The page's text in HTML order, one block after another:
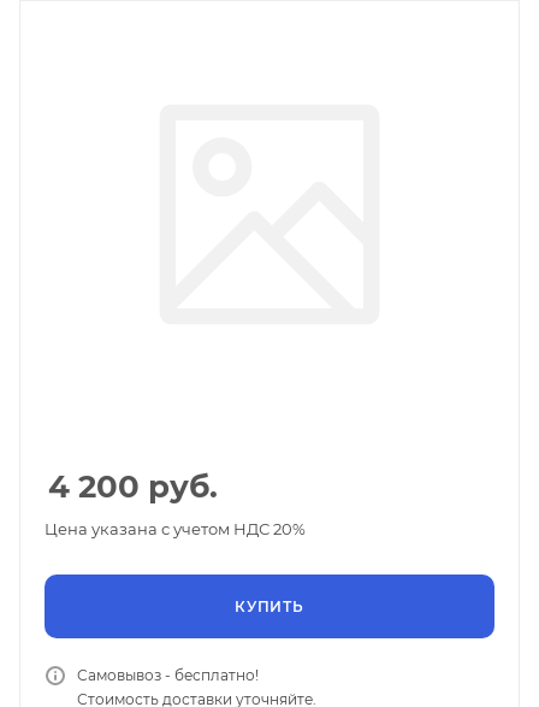
4 200 руб.
Цена указана с учетом НДС 20%
КУПИТЬ
Самовывоз - бесплатно!
Стоимость доставки уточняйте.